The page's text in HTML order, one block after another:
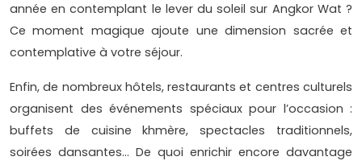
année en contemplant le lever du soleil sur Angkor Wat ?
Ce moment magique ajoute une dimension sacrée et
contemplative à votre séjour.
Enfin, de nombreux hôtels, restaurants et centres culturels
organisent des événements spéciaux pour l’occasion :
buffets de cuisine khmère, spectacles traditionnels,
soirées dansantes... De quoi enrichir encore davantage